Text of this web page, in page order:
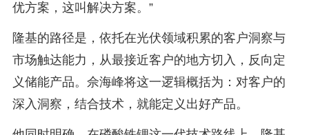
优方案，这叫解决方案。”
隆基的路径是，依托在光伏领域积累的客户洞察与
市场触达能力，从最接近客户的地方切入，反向定
义储能产品。佘海峰将这一逻辑概括为：对客户的
深入洞察，结合技术，就能定义出好产品。